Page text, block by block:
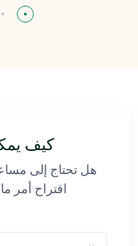
كيف
هل تحتاج إلى
اقتراح أمر